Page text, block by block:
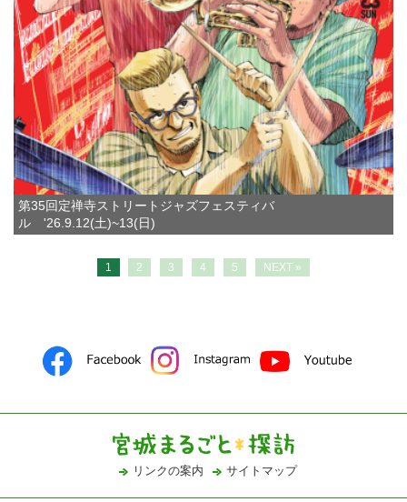
第35回定禅寺ストリートジャズフェスティバ
ル '26.9.12(土)~13(日)
1 2 3 4 5 NEXT »
リンクの案内 サイトマップ